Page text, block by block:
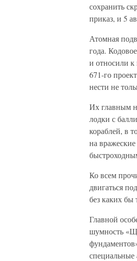
сохранить
приказ, и 5
Атомная
года.
и относили
671-го
нести не
Их главным
лодки с
кораблей, в
на
Ко всем
двигаться
без каких бы
Главной
шумность